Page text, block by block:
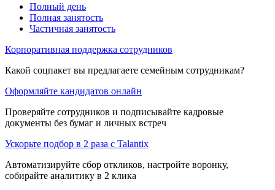
Полный день
Полная занятость
Частичная занятость
Корпоративная поддержка сотрудников
Какой соцпакет вы предлагаете семейным сотрудникам?
Оформляйте кандидатов онлайн
Проверяйте сотрудников и подписывайте кадровые
документы без бумаг и личных встреч
Ускорьте подбор в 2 раза с Talantix
Автоматизируйте сбор откликов, настройте воронку,
собирайте аналитику в 2 клика